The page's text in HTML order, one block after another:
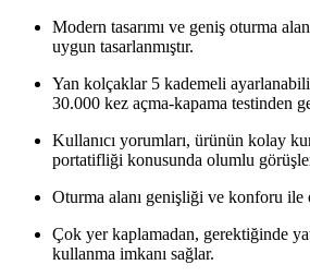
Modern tasarımı ve geniş oturma
uygun tasarlanmıştır.
Yan kolçaklar 5 kademeli
30.000 kez açma-kapama testinden
Kullanıcı yorumları, ürünün kolay
portatifliği konusunda olumlu
Oturma alanı genişliği ve konforu ile
Çok yer kaplamadan, gerektiğinde
kullanma imkanı sağlar.